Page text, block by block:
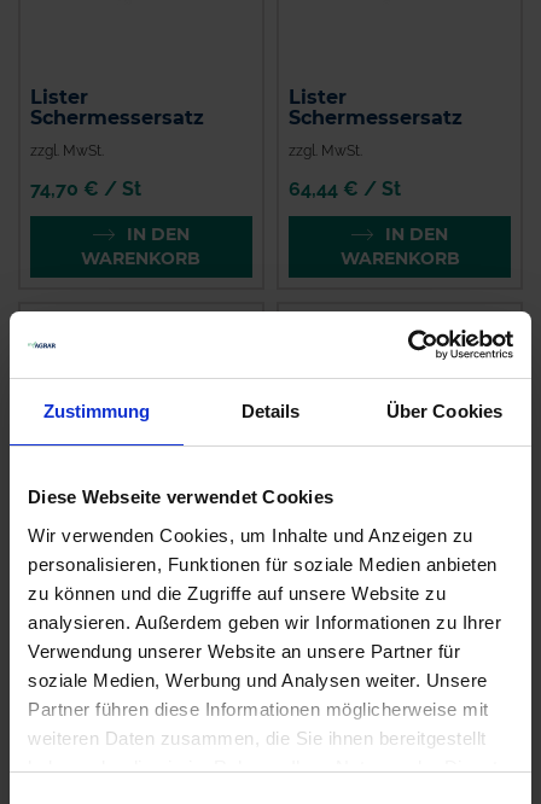
Zustimmung Details Über Cookies
Diese Webseite verwendet Cookies
Wir verwenden Cookies, um Inhalte und Anzeigen zu
personalisieren, Funktionen für soziale Medien anbieten
zu können und die Zugriffe auf unsere Website zu
analysieren. Außerdem geben wir Informationen zu Ihrer
Verwendung unserer Website an unsere Partner für
soziale Medien, Werbung und Analysen weiter. Unsere
Partner führen diese Informationen möglicherweise mit
weiteren Daten zusammen, die Sie ihnen bereitgestellt
haben oder die sie im Rahmen Ihrer Nutzung der Dienste
Lister
Schermessersatz
zzgl. MwSt.
74,70 € / St
IN DEN
WARENKORB
Lister
Schermessersatz
zzgl. MwSt.
64,44 € / St
IN DEN
WARENKORB
Lister
Schermessersatz
zzgl. MwSt.
63,94 € / St
IN DEN
WARENKORB
Lister
Schermessersatz
zzgl. MwSt.
63,42 € / St
IN DEN
WARENKORB